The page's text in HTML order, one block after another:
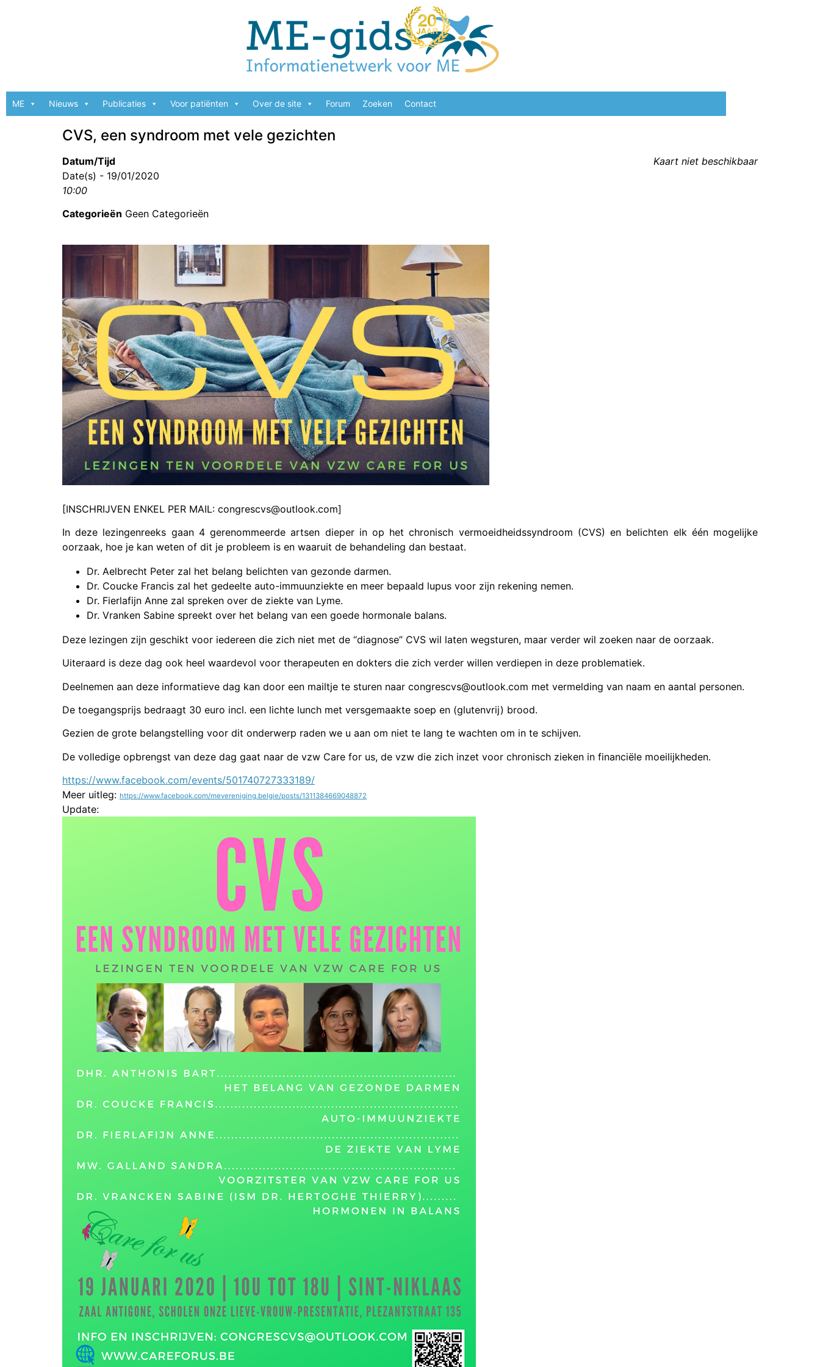
ME Nieuws Publicaties Voor patiënten Over de site Forum Zoeken Contact
CVS, een syndroom met vele gezichten
Kaart niet beschikbaar
Datum/Tijd
Date(s) - 19/01/2020
10:00
Categorieën Geen Categorieën
[INSCHRIJVEN ENKEL PER MAIL: congrescvs@outlook.com]
In deze lezingenreeks gaan 4 gerenommeerde artsen dieper in op het chronisch vermoeidheidssyndroom (CVS) en belichten elk één mogelijke
oorzaak, hoe je kan weten of dit je probleem is en waaruit de behandeling dan bestaat.
Dr. Aelbrecht Peter zal het belang belichten van gezonde darmen.
Dr. Coucke Francis zal het gedeelte auto-immuunziekte en meer bepaald lupus voor zijn rekening nemen.
Dr. Fierlafijn Anne zal spreken over de ziekte van Lyme.
Dr. Vranken Sabine spreekt over het belang van een goede hormonale balans.
Deze lezingen zijn geschikt voor iedereen die zich niet met de “diagnose” CVS wil laten wegsturen, maar verder wil zoeken naar de oorzaak.
Uiteraard is deze dag ook heel waardevol voor therapeuten en dokters die zich verder willen verdiepen in deze problematiek.
Deelnemen aan deze informatieve dag kan door een mailtje te sturen naar congrescvs@outlook.com met vermelding van naam en aantal personen.
De toegangsprijs bedraagt 30 euro incl. een lichte lunch met versgemaakte soep en (glutenvrij) brood.
Gezien de grote belangstelling voor dit onderwerp raden we u aan om niet te lang te wachten om in te schijven.
De volledige opbrengst van deze dag gaat naar de vzw Care for us, de vzw die zich inzet voor chronisch zieken in financiële moeilijkheden.
https://www.facebook.com/events/501740727333189/
Meer uitleg: https://www.facebook.com/mevereniging.belgie/posts/1311384669048872
Update: